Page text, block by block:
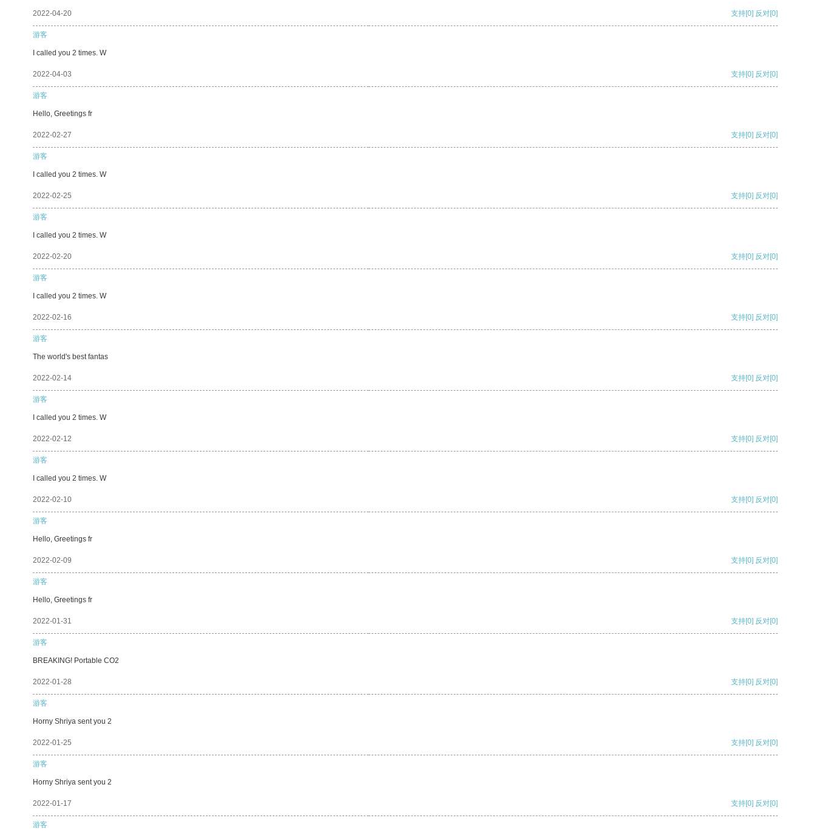
2022-04-20 支持[0] 反对[0]
游客
I called you 2 times. W
2022-04-03 支持[0] 反对[0]
游客
Hello, Greetings fr
2022-02-27 支持[0] 反对[0]
游客
I called you 2 times. W
2022-02-25 支持[0] 反对[0]
游客
I called you 2 times. W
2022-02-20 支持[0] 反对[0]
游客
I called you 2 times. W
2022-02-16 支持[0] 反对[0]
游客
The world's best fantas
2022-02-14 支持[0] 反对[0]
游客
I called you 2 times. W
2022-02-12 支持[0] 反对[0]
游客
I called you 2 times. W
2022-02-10 支持[0] 反对[0]
游客
Hello, Greetings fr
2022-02-09 支持[0] 反对[0]
游客
Hello, Greetings fr
2022-01-31 支持[0] 反对[0]
游客
BREAKING! Portable CO2
2022-01-28 支持[0] 反对[0]
游客
Horny Shriya sent you 2
2022-01-25 支持[0] 反对[0]
游客
Horny Shriya sent you 2
2022-01-17 支持[0] 反对[0]
游客